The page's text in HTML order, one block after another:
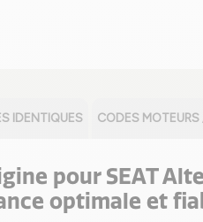
IDENTIQUES CODES MOTEURS
pour SEAT
optimale et